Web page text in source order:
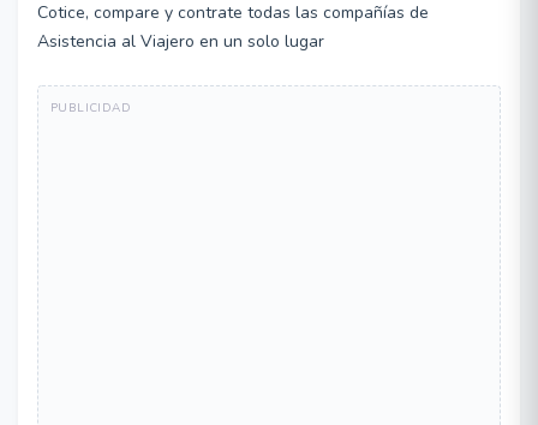
Cotice, compare y contrate todas las compañías de
Asistencia al Viajero en un solo lugar